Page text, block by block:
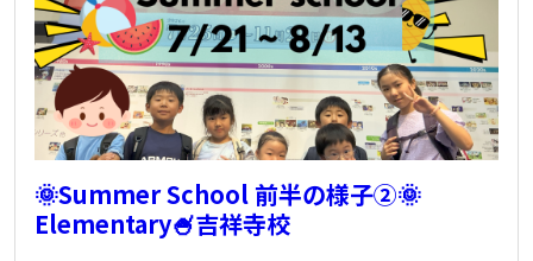
🌞Summer School 前半の様子②🌞
Elementary🍧吉祥寺校